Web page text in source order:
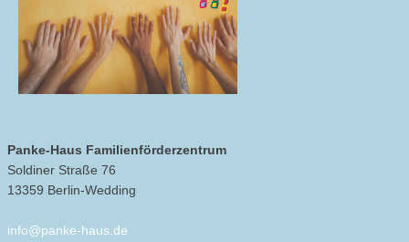
Panke-Haus Familienförderzentrum
Soldiner Straße 76
13359 Berlin-Wedding
info@panke-haus.de